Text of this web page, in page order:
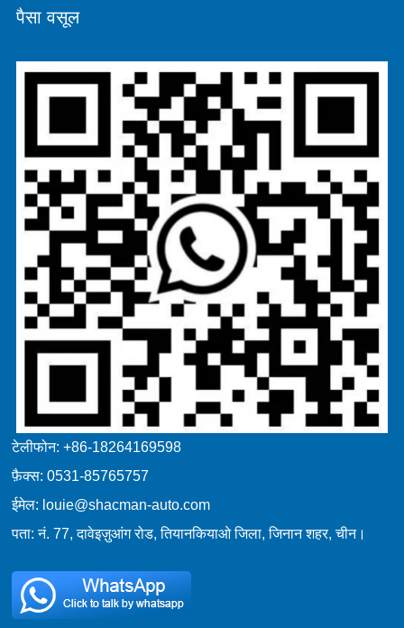
पैसा वसूल
टेलीफोन: +86-18264169598
फ़ैक्स: 0531-85765757
ईमेल: louie@shacman-auto.com
पता: नं. 77, दावेइज़ुआंग रोड, तियानकियाओ जिला, जिनान शहर, चीन।